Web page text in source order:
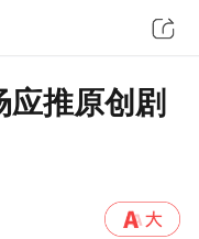
推原创剧